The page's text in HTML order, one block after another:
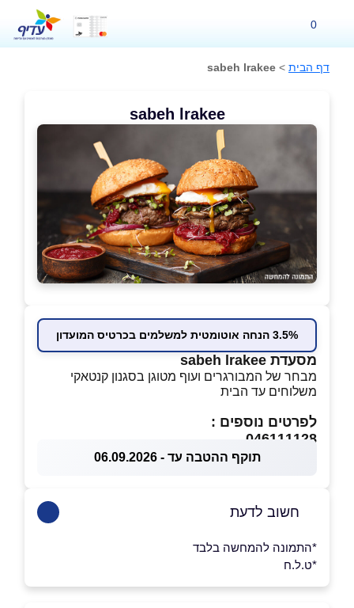
0
דף הבית >
sabeh lrakee
sabeh lrakee
3.5% הנחה אוטומטית למשלמים בכרטיס המועדון
מסעדת sabeh lrakee
מבחר של המבורגרים ועוף מטוגן בסגנון קנטאקי
משלוחים עד הבית
לפרטים נוספים :
046111128
תוקף ההטבה עד - 06.09.2026
חשוב לדעת
*התמונה להמחשה בלבד
*ט.ל.ח